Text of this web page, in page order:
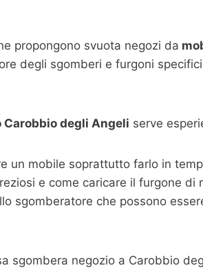
propongono svuota negozi da
degli sgomberi e furgoni
Carobbio degli Angeli serve
un mobile soprattutto farlo in
e come caricare il furgone di
sgomberatore che possono
sgombera negozio a Carobbio